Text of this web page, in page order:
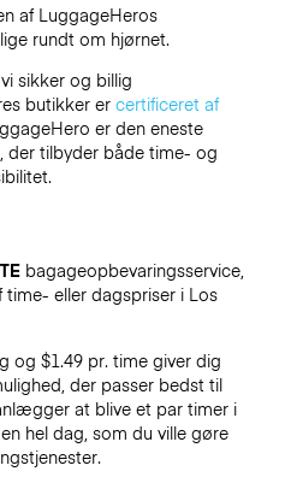
af LuggageHeros
rundt om hjørnet.
sikker og billig
butikker er certificeret af
er den eneste
der tilbyder både time- og
bagageopbevaringsservice,
eller dagspriser i Los
og $1.49 pr. time giver dig
der passer bedst til
at blive et par timer i
hel dag, som du ville gøre